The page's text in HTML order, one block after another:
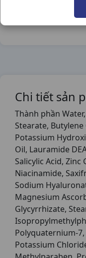
Chi tiết sản
Thành phần
Stearate,
Potassium
Oil, Lauramide
Salicylic Acid, Zinc
Niacinamide,
Sodium
Magnesium
Glycyrrhizate,
Polyquaternium-
Potassium